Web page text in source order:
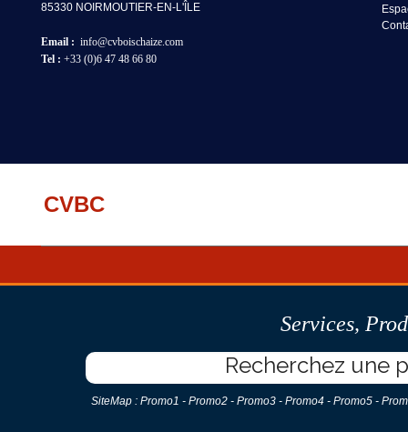
85330 NOIRMOUTIER-EN-L'ÎLE
Email : info@cvboischaize.com
Tel : +33 (0)6 47 48 66 80
CVBC
Services,
SiteMap : Promo1 - Promo2 - Promo3 - Promo4 - Promo5 -